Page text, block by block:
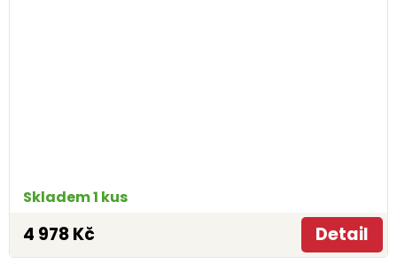
Skladem 1 kus
4 978 Kč Detail